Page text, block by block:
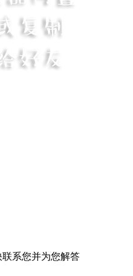
系您并为您解答